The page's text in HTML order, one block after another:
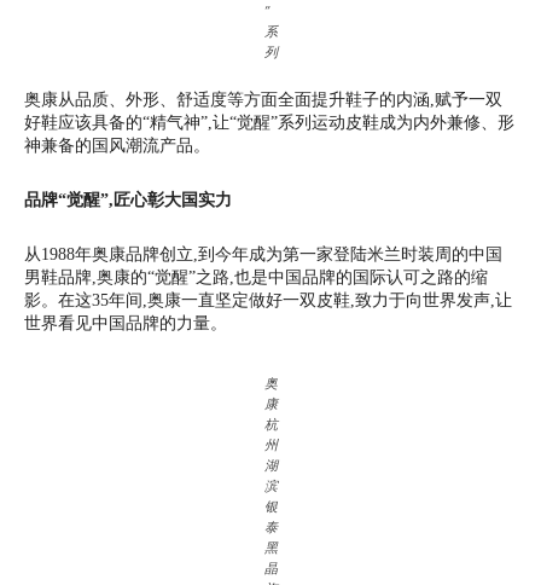
”
系
列
奥康从品质、外形、舒适度等方面全面提升鞋子的内涵,赋予一双
好鞋应该具备的“精气神”,让“觉醒”系列运动皮鞋成为内外兼修、形
神兼备的国风潮流产品。
品牌“觉醒”,匠心彰大国实力
从1988年奥康品牌创立,到今年成为第一家登陆米兰时装周的中国
男鞋品牌,奥康的“觉醒”之路,也是中国品牌的国际认可之路的缩
影。在这35年间,奥康一直坚定做好一双皮鞋,致力于向世界发声,让
世界看见中国品牌的力量。
奥
康
杭
州
湖
滨
银
泰
黑
晶